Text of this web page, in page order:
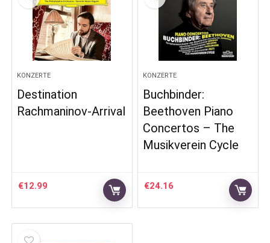
KONZERTE
Destination
Rachmaninov-Arrival
€12.99
KONZERTE
Buchbinder:
Beethoven Piano
Concertos – The
Musikverein Cycle
€24.16